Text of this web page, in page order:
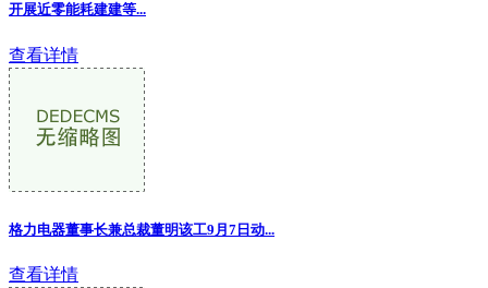
开展近零能耗建建等...
查看详情
格力电器董事长兼总裁董明该工9月7日动...
查看详情